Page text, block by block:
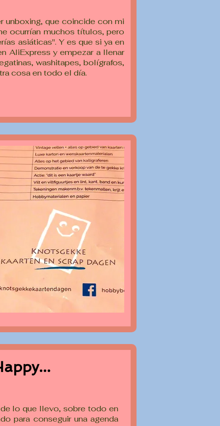
unboxing, que coincide con mi
ocurrían muchos títulos, pero
asiáticas". Y es que si ya en
AliExpress y empezar a llenar
washitapes, bolígrafos,
cosa en todo el día.
lo que llevo, sobre todo en
para conseguir una agenda